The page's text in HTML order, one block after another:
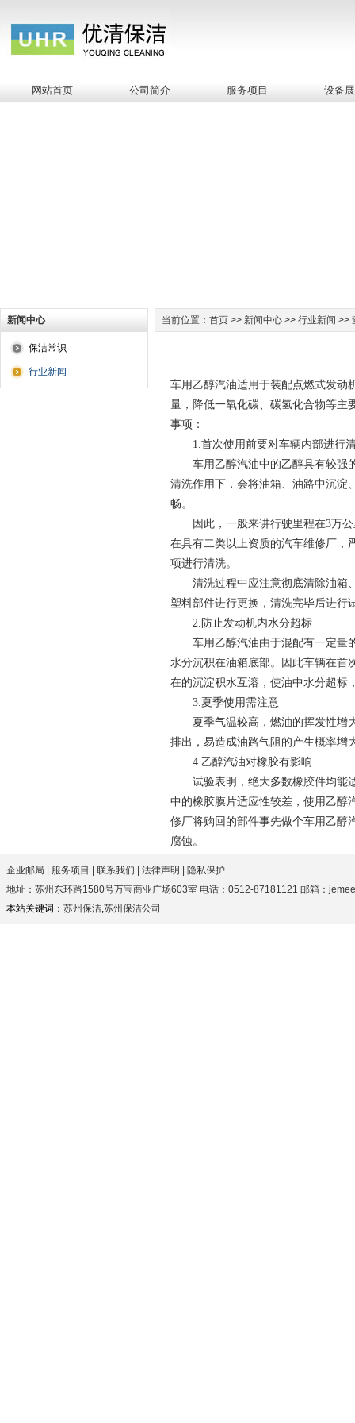
网站首页 公司简介 服务项目 设备
新闻中心
保洁常识
行业新闻
当前位置：首页 >> 新闻中心 >> 行业新闻 >>
车用乙醇汽油适用于装配点燃式发动
量，降低一氧化碳、碳氢化合物等主
事项：
1.首次使用前要对车辆内部进行
车用乙醇汽油中的乙醇具有较强
清洗作用下，会将油箱、油路中沉淀
畅。
因此，一般来讲行驶里程在3万公
在具有二类以上资质的汽车维修厂，
项进行清洗。
清洗过程中应注意彻底清除油箱、
塑料部件进行更换，清洗完毕后进行
2.防止发动机内水分超标
车用乙醇汽油由于混配有一定量的
水分沉积在油箱底部。因此车辆在首
在的沉淀积水互溶，使油中水分超标
3.夏季使用需注意
夏季气温较高，燃油的挥发性增
排出，易造成油路气阻的产生概率增
4.乙醇汽油对橡胶有影响
试验表明，绝大多数橡胶件均能适
中的橡胶膜片适应性较差，使用乙醇
修厂将购回的部件事先做个车用乙醇
腐蚀。
企业邮局 服务项目 联系我们 法律声明
隐私保护
地址：苏州东环路1580号万宝商业广场603室 电话：0512-87181121 邮箱：
本站关键词： 苏州保洁,苏州保洁公司